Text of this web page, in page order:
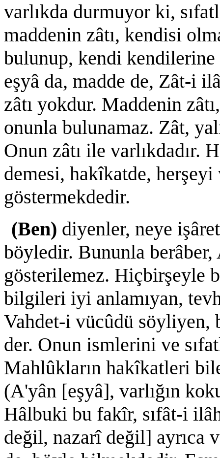
varlıkda durmuyor ki,
maddenin zâtı, kendisi
bulunup, kendi kendilerine
eşyâ da, madde de, Zât-i
zâtı yokdur. Maddenin
onunla bulunamaz. Zât,
Onun zâtı ile varlıkdadır.
demesi, hakîkatde,
göstermekdedir.
(Ben) diyenler, neye
böyledir. Bununla
gösterilemez. Hiçbirşeyle
bilgileri iyi anlamıyan,
Vahdet-i vücûdü söyliyen,
der. Onun ismlerini ve
Mahlûkların hakîkatleri
(A'yân [eşyâ], varlığın
Hâlbuki bu fakîr, sıfât-i
değil, nazarî değil]